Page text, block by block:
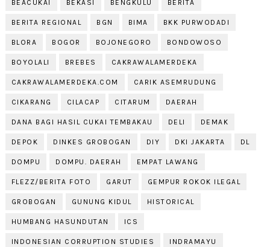
BEACUKAI BEKASI BENGKULU BERITA
BERITA REGIONAL BGN BIMA BKK PURWODADI
BLORA BOGOR BOJONEGORO BONDOWOSO
BOYOLALI BREBES CAKRAWALAMERDEKA
CAKRAWALAMERDEKA.COM CARIK ASEMRUDUNG
CIKARANG CILACAP CITARUM DAERAH
DANA BAGI HASIL CUKAI TEMBAKAU DELI DEMAK
DEPOK DINKES GROBOGAN DIY DKI JAKARTA DL
DOMPU DOMPU. DAERAH EMPAT LAWANG
FLEZZ/BERITA FOTO GARUT GEMPUR ROKOK ILEGAL
GROBOGAN GUNUNG KIDUL HISTORICAL
HUMBANG HASUNDUTAN ICS
INDONESIAN CORRUPTION STUDIES INDRAMAYU